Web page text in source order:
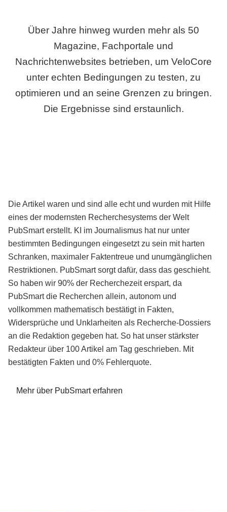
Über Jahre hinweg wurden mehr als 50
Magazine, Fachportale und
Nachrichtenwebsites betrieben, um VeloCore
unter echten Bedingungen zu testen, zu
optimieren und an seine Grenzen zu bringen.
Die Ergebnisse sind erstaunlich.
Die Artikel waren und sind alle echt und wurden mit Hilfe
eines der modernsten Recherchesystems der Welt
PubSmart erstellt. KI im Journalismus hat nur unter
bestimmten Bedingungen eingesetzt zu sein mit harten
Schranken, maximaler Faktentreue und unumgänglichen
Restriktionen. PubSmart sorgt dafür, dass das geschieht.
So haben wir 90% der Recherchezeit erspart, da
PubSmart die Recherchen allein, autonom und
vollkommen mathematisch bestätigt in Fakten,
Widersprüche und Unklarheiten als Recherche-Dossiers
an die Redaktion gegeben hat. So hat unser stärkster
Redakteur über 100 Artikel am Tag geschrieben. Mit
bestätigten Fakten und 0% Fehlerquote.
Mehr über PubSmart erfahren